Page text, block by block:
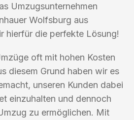
Umzugsunternehmen
Wolfsburg aus
hierfür die perfekte Lösung!
oft mit hohen Kosten
diesem Grund haben wir es
unseren Kunden dabei
einzuhalten und dennoch
zu ermöglichen. Mit